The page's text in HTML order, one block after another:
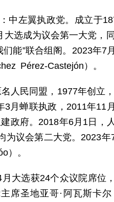
中左翼执政党。成立于
选成为议会第一大党，
能”联合组阁。2023年7
Pérez-Castejón）。
人民同盟，1977年创立
3月蝉联执政，2011年11
政府。2018年6月1日，
为议会第二大党。2023年
）。
大选获24个众议院席位
席圣地亚哥·阿瓦斯卡尔